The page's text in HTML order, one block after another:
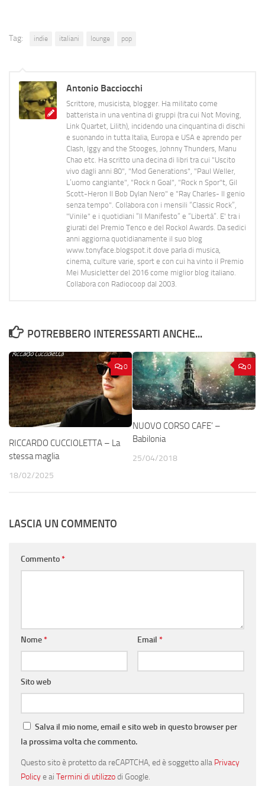
Tag: indie italiani lounge pop
Antonio Bacciocchi
Scrittore, musicista, blogger. Ha militato come
batterista in una ventina di gruppi (tra cui Not Moving,
Link Quartet, Lilith), incidendo una cinquantina di dischi
e suonando in tutta Italia, Europa e USA e aprendo per
Clash, Iggy and the Stooges, Johnny Thunders, Manu
Chao etc. Ha scritto una decina di libri tra cui "Uscito
vivo dagli anni 80", "Mod Generations", "Paul Weller,
L’uomo cangiante", "Rock n Goal", "Rock n Spor"t, Gil
Scott-Heron Il Bob Dylan Nero" e "Ray Charles- Il genio
senza tempo". Collabora con i mensili “Classic Rock”,
"Vinile" e i quotidiani “Il Manifesto” e “Libertà”. E' tra i
giurati del Premio Tenco e del Rockol Awards. Da sedici
anni aggiorna quotidianamente il suo blog
www.tonyface.blogspot.it dove parla di musica,
cinema, culture varie, sport e con cui ha vinto il Premio
Mei Musicletter del 2016 come miglior blog italiano.
Collabora con Radiocoop dal 2003.
POTREBBERO INTERESSARTI ANCHE...
0
RICCARDO CUCCIOLETTA – La
stessa maglia
18/02/2025
0
NUOVO CORSO CAFE’ –
Babilonia
25/04/2018
LASCIA UN COMMENTO
Commento*
Nome* Email *
Sito web
Salva il mio nome, email e sito web in questo browser per
la prossima volta che commento.
Questo sito è protetto da reCAPTCHA, ed è soggetto alla Privacy
Policye ai Termini di utilizzodi Google.